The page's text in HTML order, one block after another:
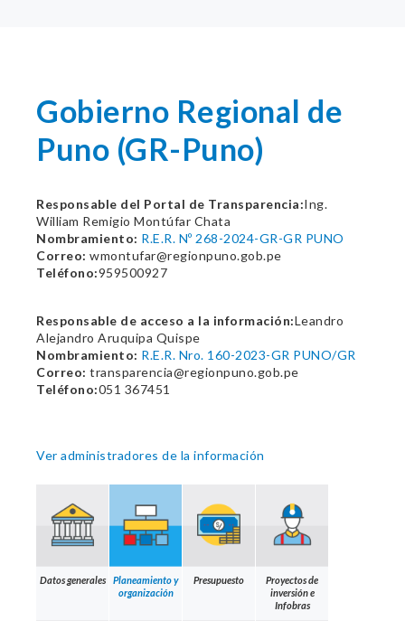
Gobierno Regional de
Puno (GR-Puno)
Responsable del Portal de Transparencia:Ing.
William Remigio Montúfar Chata
Nombramiento: R.E.R. Nº 268-2024-GR-GR PUNO
Correo: wmontufar@regionpuno.gob.pe
Teléfono:959500927
Responsable de acceso a la información:Leandro
Alejandro Aruquipa Quispe
Nombramiento: R.E.R. Nro. 160-2023-GR PUNO/GR
Correo: transparencia@regionpuno.gob.pe
Teléfono:051 367451
Ver administradores de la información
Datos generales
Planeamiento y
organización
Presupuesto
Proyectos de
inversión e
Infobras